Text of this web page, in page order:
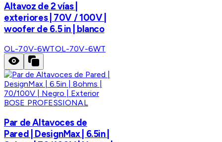
Altavoz de 2 vías |
exteriores | 70V / 100V |
woofer de 6.5 in | blanco
OL-70V-6WTOL-70V-6WT
BOSE PROFESSIONAL
Par de Altavoces de
Pared | DesignMax | 6.5in |